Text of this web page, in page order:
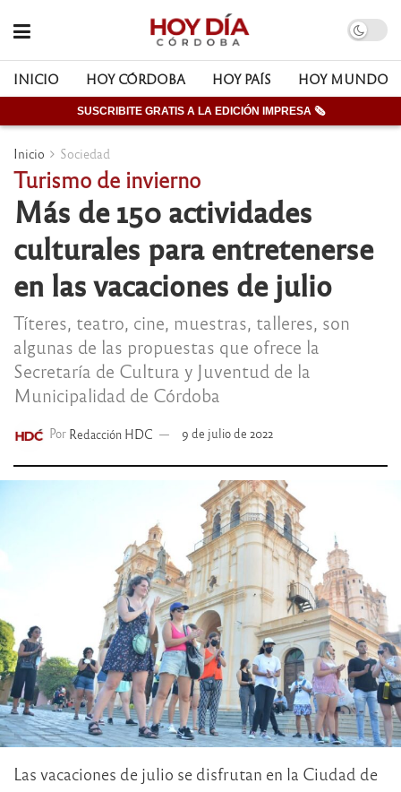
INICIO HOY CÓRDOBA HOY PAÍS HOY MUNDO
SUSCRIBITE GRATIS A LA EDICIÓN IMPRESA 🗞
Inicio Sociedad
Turismo de invierno
Más de 150 actividades
culturales para entretenerse
en las vacaciones de julio
Títeres, teatro, cine, muestras, talleres, son
algunas de las propuestas que ofrece la
Secretaría de Cultura y Juventud de la
Municipalidad de Córdoba
Por Redacción HDC 9 de julio de 2022
Las vacaciones de julio se disfrutan en la Ciudad de